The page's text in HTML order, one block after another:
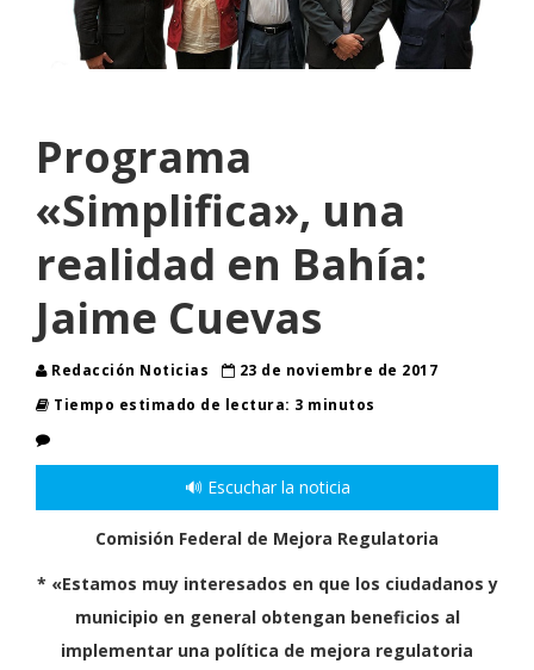
Programa
«Simplifica», una
realidad en Bahía:
Jaime Cuevas
Redacción Noticias
23 de noviembre de 2017
Tiempo estimado de lectura: 3 minutos
🔊 Escuchar la noticia
Comisión Federal de Mejora Regulatoria
* «Estamos muy interesados en que los ciudadanos y
municipio en general obtengan beneficios al
implementar una política de mejora regulatoria